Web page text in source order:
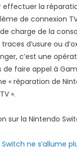
effectuer la
de connexion
charge de la
d’usure ou
c’est une
de faire appel à
« réparation de
».
sur la Nintendo
ne s’allume